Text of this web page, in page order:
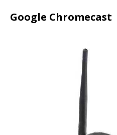
Google Chromecast